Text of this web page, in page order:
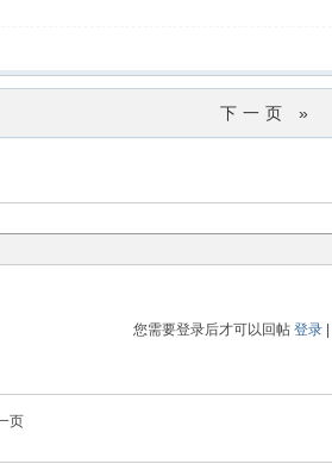
下一页 »
您需要登录后才可以回帖 登录|
页